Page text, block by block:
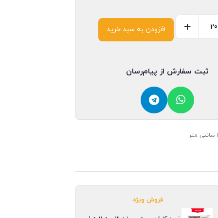
+ افزودن به سبد خرید
ثبت سفارش از پیام‌رسان
فروش ویژه